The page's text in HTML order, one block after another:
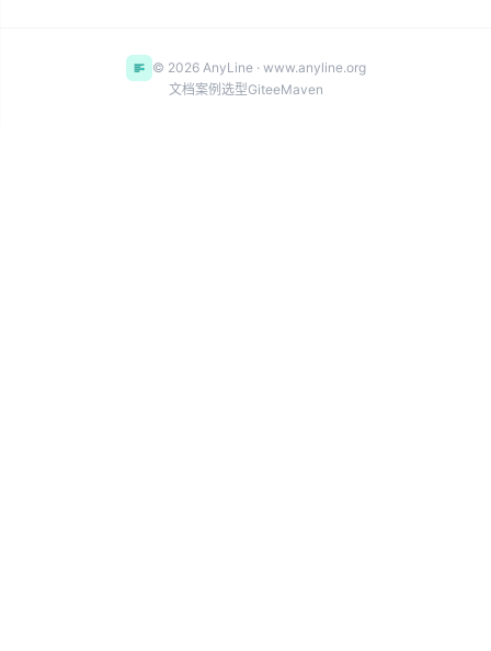
© 2026 AnyLine · www.anyline.org
文档案例 选型GiteeMaven